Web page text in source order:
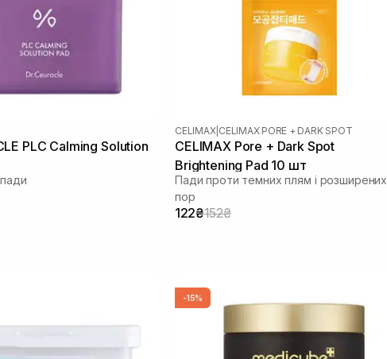
PLC Calming Solution
пади
CELIMAX CELIMAX PORE + DARK SPOT
CELIMAX Pore + Dark Spot
Brightening Pad 10 шт
Пади проти темних плям і розширених
пор
122₴152₴
-15%